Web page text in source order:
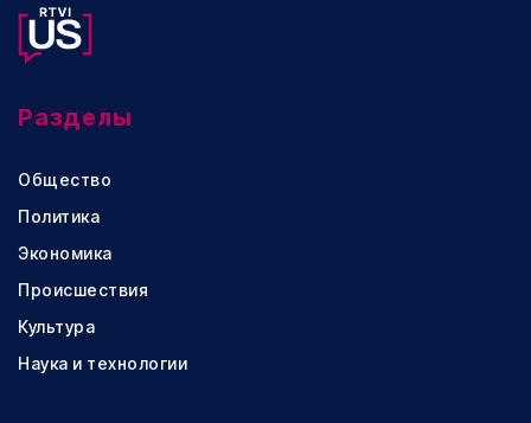
Разделы
Общество
Политика
Экономика
Происшествия
Культура
Наука и технологии